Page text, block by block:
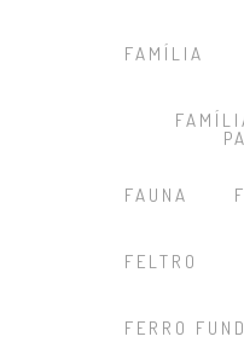
FAMÍLIA
FAUNA
FELTRO
FERRO